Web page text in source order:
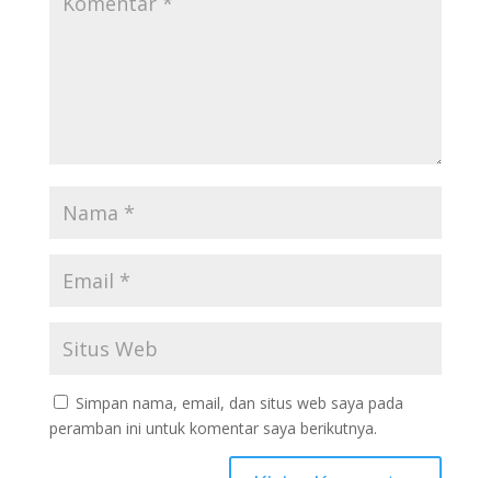
Simpan nama, email, dan situs web saya pada
peramban ini untuk komentar saya berikutnya.